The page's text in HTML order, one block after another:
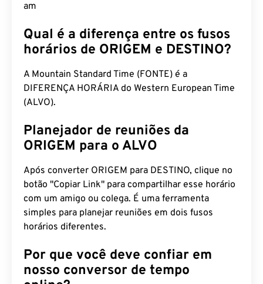
am
Qual é a diferença entre os fusos
horários de ORIGEM e DESTINO?
A Mountain Standard Time (FONTE) é a
DIFERENÇA HORÁRIA do Western European Time
(ALVO).
Planejador de reuniões da
ORIGEM para o ALVO
Após converter ORIGEM para DESTINO, clique no
botão "Copiar Link" para compartilhar esse horário
com um amigo ou colega. É uma ferramenta
simples para planejar reuniões em dois fusos
horários diferentes.
Por que você deve confiar em
nosso conversor de tempo